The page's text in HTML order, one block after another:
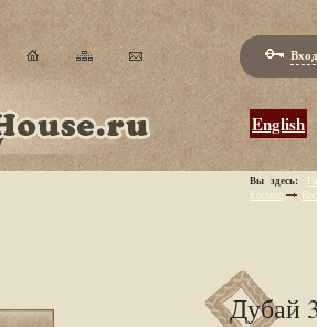
English
Вы здесь:
Космос
Дубай